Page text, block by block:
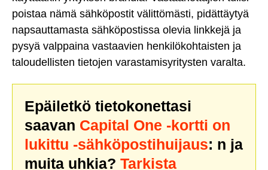
poistaa nämä sähköpostit välittömästi, pidättäytyä
napsauttamasta sähköpostissa olevia linkkejä ja
pysyä valppaina vastaavien henkilökohtaisten ja
taloudellisten tietojen varastamisyritysten varalta.
Epäiletkö tietokonettasi
saavan Capital One -kortti on
lukittu -sähköpostihuijaus: n ja
muita uhkia? Tarkista